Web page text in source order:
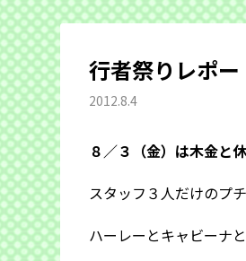
行者祭りレポ
2012.8.4
８／３（金）は木金と
スタッフ３人だけのプ
ハーレーとキャビーナ